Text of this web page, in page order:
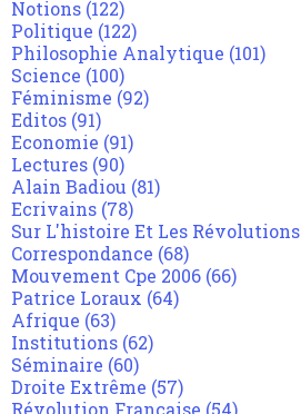
Notions (122)
Politique (122)
Philosophie Analytique (101)
Science (100)
Féminisme (92)
Editos (91)
Economie (91)
Lectures (90)
Alain Badiou (81)
Ecrivains (78)
Sur L'histoire Et Les Révolutions
Correspondance (68)
Mouvement Cpe 2006 (66)
Patrice Loraux (64)
Afrique (63)
Institutions (62)
Séminaire (60)
Droite Extrême (57)